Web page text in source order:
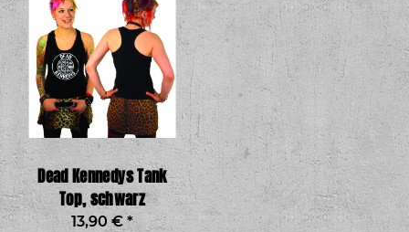
Dead Kennedys Tank
Top, schwarz
13,90 € *